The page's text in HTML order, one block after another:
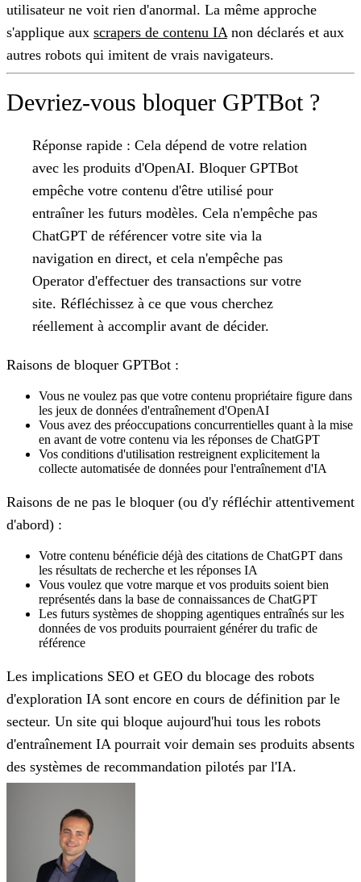
utilisateur ne voit rien d'anormal. La même approche
s'applique aux scrapers de contenu IA non déclarés et aux
autres robots qui imitent de vrais navigateurs.
Devriez-vous bloquer GPTBot ?
Réponse rapide : Cela dépend de votre relation
avec les produits d'OpenAI. Bloquer GPTBot
empêche votre contenu d'être utilisé pour
entraîner les futurs modèles. Cela n'empêche pas
ChatGPT de référencer votre site via la
navigation en direct, et cela n'empêche pas
Operator d'effectuer des transactions sur votre
site. Réfléchissez à ce que vous cherchez
réellement à accomplir avant de décider.
Raisons de bloquer GPTBot :
Vous ne voulez pas que votre contenu propriétaire figure dans
les jeux de données d'entraînement d'OpenAI
Vous avez des préoccupations concurrentielles quant à la mise
en avant de votre contenu via les réponses de ChatGPT
Vos conditions d'utilisation restreignent explicitement la
collecte automatisée de données pour l'entraînement d'IA
Raisons de ne pas le bloquer (ou d'y réfléchir attentivement
d'abord) :
Votre contenu bénéficie déjà des citations de ChatGPT dans
les résultats de recherche et les réponses IA
Vous voulez que votre marque et vos produits soient bien
représentés dans la base de connaissances de ChatGPT
Les futurs systèmes de shopping agentiques entraînés sur les
données de vos produits pourraient générer du trafic de
référence
Les implications SEO et GEO du blocage des robots
d'exploration IA sont encore en cours de définition par le
secteur. Un site qui bloque aujourd'hui tous les robots
d'entraînement IA pourrait voir demain ses produits absents
des systèmes de recommandation pilotés par l'IA.